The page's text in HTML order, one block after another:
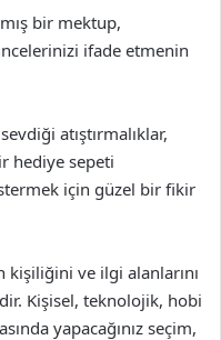
bir mektup,
ifade etmenin
atıştırmalıklar,
hediye sepeti
için güzel bir fikir
kişiliğini ve ilgi alanlarını
Kişisel, teknolojik, hobi
yapacağınız seçim,